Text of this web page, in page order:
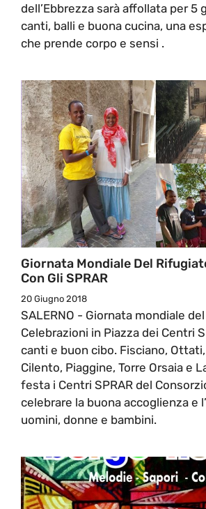
dell’Ebbrezza sarà affollata per 5
canti, balli e buona cucina, una
che prende corpo e sensi .
Giornata Mondiale Del
Con Gli SPRAR
20 Giugno 2018
SALERNO - Giornata mondiale
Celebrazioni in Piazza dei Centri
canti e buon cibo. Fisciano,
Cilento, Piaggine, Torre Orsaia e
festa i Centri SPRAR del
celebrare la buona accoglienza e
uomini, donne e bambini.